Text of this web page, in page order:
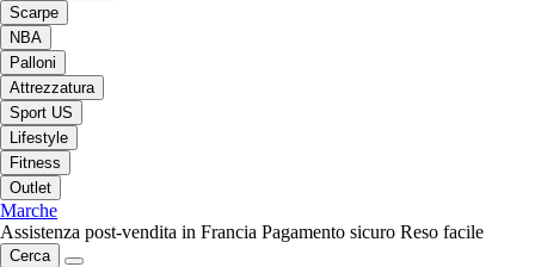
Scarpe
NBA
Palloni
Attrezzatura
Sport US
Lifestyle
Fitness
Outlet
Marche
Assistenza post-vendita in Francia Pagamento sicuro Reso facile
Cerca